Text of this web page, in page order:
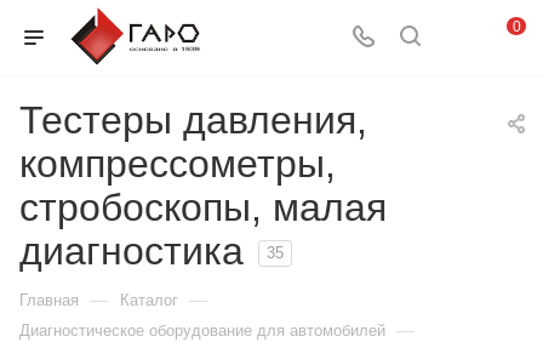
0
Тестеры давления,
компрессометры,
стробоскопы, малая
диагностика
35
Главная — Каталог —
Диагностическое оборудование для автомобилей —